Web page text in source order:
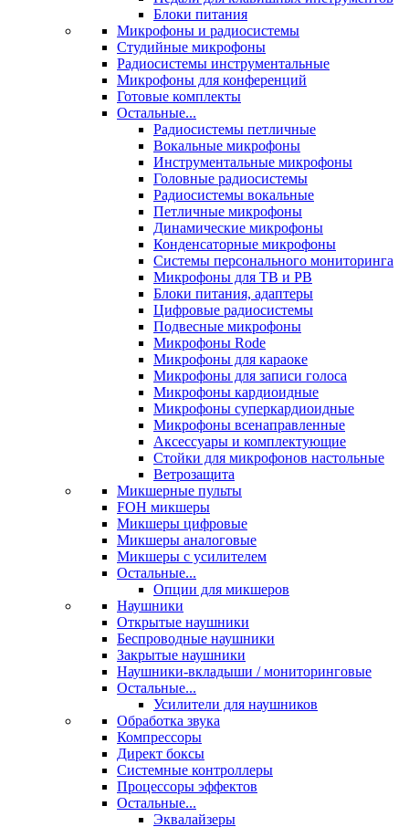
Блоки питания
Микрофоны и радиосистемы
Студийные микрофоны
Радиосистемы инструментальные
Микрофоны для конференций
Готовые комплекты
Остальные...
Радиосистемы петличные
Вокальные микрофоны
Инструментальные микрофоны
Головные радиосистемы
Радиосистемы вокальные
Петличные микрофоны
Динамические микрофоны
Конденсаторные микрофоны
Системы персонального мониторинга
Микрофоны для ТВ и РВ
Блоки питания, адаптеры
Цифровые радиосистемы
Подвесные микрофоны
Микрофоны Rode
Микрофоны для караоке
Микрофоны для записи голоса
Микрофоны кардиоидные
Микрофоны суперкардиоидные
Микрофоны всенаправленные
Аксессуары и комплектующие
Стойки для микрофонов настольные
Ветрозащита
Микшерные пульты
FOH микшеры
Микшеры цифровые
Микшеры аналоговые
Микшеры с усилителем
Остальные...
Опции для микшеров
Наушники
Открытые наушники
Беспроводные наушники
Закрытые наушники
Наушники-вкладыши / мониторинговые
Остальные...
Усилители для наушников
Обработка звука
Компрессоры
Директ боксы
Системные контроллеры
Процессоры эффектов
Остальные...
Эквалайзеры